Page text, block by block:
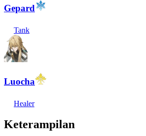
Gepard
Tank
Luocha
Healer
Keterampilan